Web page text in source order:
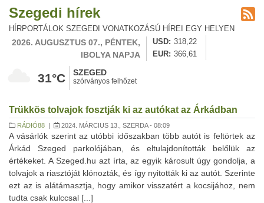
Szegedi hírek
HÍRPORTÁLOK SZEGEDI VONATKOZÁSÚ HÍREI EGY HELYEN
2026. AUGUSZTUS 07., PÉNTEK,
IBOLYA NAPJA
USD
318,22
EUR
366,61
31°C SZEGED
szórványos felhőzet
Trükkös tolvajok fosztják ki az autókat az Árkádban
RÁDIÓ88 | 2024. MÁRCIUS 13., SZERDA - 08:09
A vásárlók szerint az utóbbi időszakban több autót is feltörtek az
Árkád Szeged parkolójában, és eltulajdonították belőlük az
értékeket. A Szeged.hu azt írta, az egyik károsult úgy gondolja, a
tolvajok a riasztóját klónozták, és így nyitották ki az autót. Szerinte
ezt az is alátámasztja, hogy amikor visszatért a kocsijához, nem
tudta csak kulccsal [...]